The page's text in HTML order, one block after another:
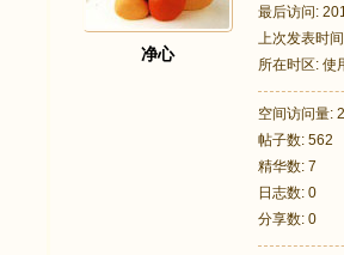
净心
最后访问:
上次发表时
所在时区: 使
空间访问量:
帖子数: 562
精华数: 7
日志数: 0
分享数: 0